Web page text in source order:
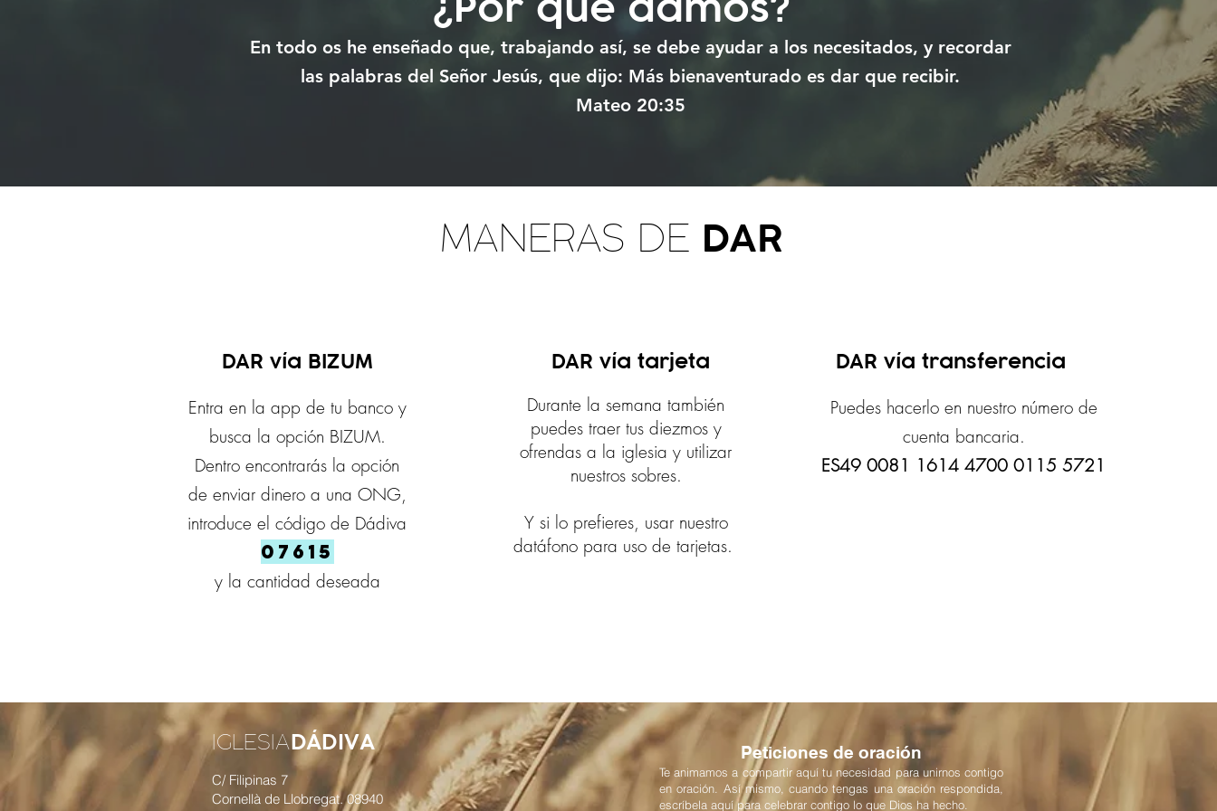
En todo os he enseñado que, trabajando así, se debe ayudar a los necesitados, y recordar
las palabras del Señor Jesús, que dijo: Más bienaventurado es dar que recibir.
Mateo 20:35
MANERAS DE DAR
DAR vía BIZUM
Entra en la app de tu banco y
busca la opción BIZUM.
Dentro encontrarás la opción
de enviar dinero a una ONG,
introduce el código de Dádiva
07615
y la cantidad deseada
DAR vía tarjeta
Durante la semana también
puedes traer tus diezmos y
ofrendas a la iglesia y utilizar
nuestros sobres.
Y si lo prefieres, usar nuestro
datáfono para uso de tarjetas.
DAR vía transferencia
Puedes hacerlo en nuestro número de
cuenta bancaria.
ES49 0081 1614 4700 0115 5721
IGLESIADÁDIVA Peticiones de oración
Te animamos a compartir aquí tu necesidad para unirnos contigo
en oración. Así mismo, cuando tengas una oración respondida,
escríbela aquí para celebrar contigo lo que Dios ha hecho.
C/ Filipinas 7
Cornellà de Llobregat. 08940